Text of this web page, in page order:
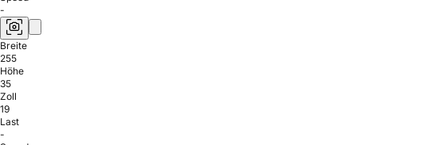
-
Breite
255
Höhe
35
Zoll
19
Last
-